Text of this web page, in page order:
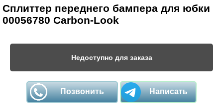
Сплиттер переднего бампера для юбки
00056780 Carbon-Look
Недоступно для заказа
Позвонить Написать